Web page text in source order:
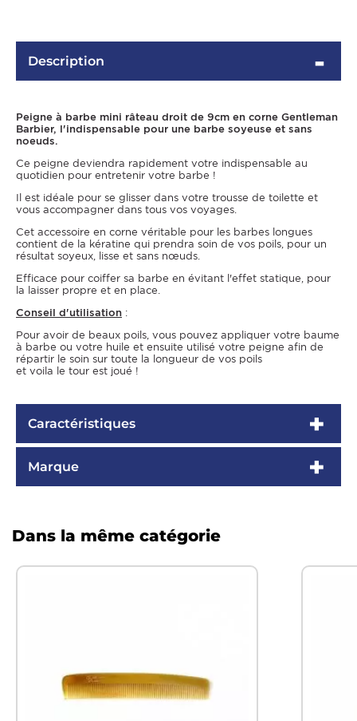
Description
Peigne à barbe mini râteau droit de 9cm en corne Gentleman
Barbier, l'indispensable pour une barbe soyeuse et sans
noeuds.
Ce peigne deviendra rapidement votre indispensable au
quotidien pour entretenir votre barbe !
Il est idéale pour se glisser dans votre trousse de toilette et
vous accompagner dans tous vos voyages.
Cet accessoire en corne véritable pour les barbes longues
contient de la kératine qui prendra soin de vos poils, pour un
résultat soyeux, lisse et sans nœuds.
Efficace pour coiffer sa barbe en évitant l'effet statique, pour
la laisser propre et en place.
Conseil d'utilisation :
Pour avoir de beaux poils, vous pouvez appliquer votre baume
à barbe ou votre huile et ensuite utilisé votre peigne afin de
répartir le soin sur toute la longueur de vos poils
et voila le tour est joué !
Caractéristiques
Marque
Dans la même catégorie